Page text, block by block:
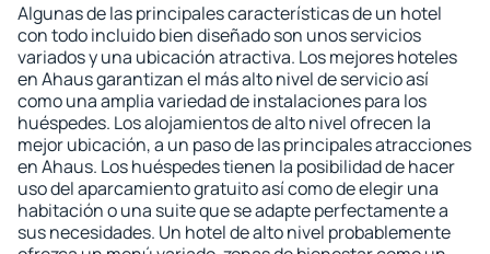
Algunas de las principales características de un hotel
con todo incluido bien diseñado son unos servicios
variados y una ubicación atractiva. Los mejores hoteles
en Ahaus garantizan el más alto nivel de servicio así
como una amplia variedad de instalaciones para los
huéspedes. Los alojamientos de alto nivel ofrecen la
mejor ubicación, a un paso de las principales atracciones
en Ahaus. Los huéspedes tienen la posibilidad de hacer
uso del aparcamiento gratuito así como de elegir una
habitación o una suite que se adapte perfectamente a
sus necesidades. Un hotel de alto nivel probablemente